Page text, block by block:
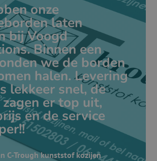
onze
laten
bij Voogd
Binnen een
we de borden
halen. Levering
lekkeer snel, de
er top uit,
en de service
C-Trough kunststof kozijen